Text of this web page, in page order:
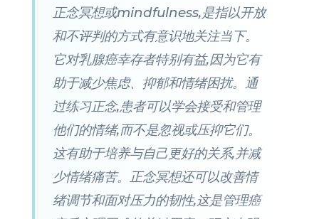
正念冥想或mindfulness,是指以开放
和不评判的方式有意识地关注当下。
它对乳腺癌幸存者特别有益,因为它有
助于减少焦虑、抑郁和情绪困扰。通
过练习正念,患者可以学会接受和管理
他们的情绪,而不是忽视或压抑它们。
这有助于培养与自己更好的关系,并减
少情绪痛苦。正念冥想还可以改善情
绪调节和面对压力的韧性,这是管理癌